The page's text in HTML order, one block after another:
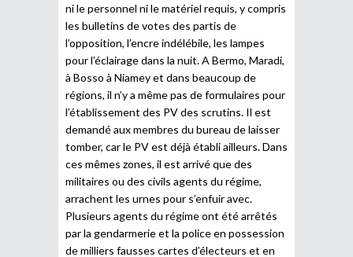
ni le personnel ni le matériel requis, y compris
les bulletins de votes des partis de
l’opposition, l’encre indélébile, les lampes
pour l’éclairage dans la nuit. A Bermo, Maradi,
à Bosso à Niamey et dans beaucoup de
régions, il n’y a même pas de formulaires pour
l’établissement des PV des scrutins. Il est
demandé aux membres du bureau de laisser
tomber, car le PV est déjà établi ailleurs. Dans
ces mêmes zones, il est arrivé que des
militaires ou des civils agents du régime,
arrachent les urnes pour s’enfuir avec.
Plusieurs agents du régime ont été arrêtés
par la gendarmerie et la police en possession
de milliers fausses cartes d’électeurs et en